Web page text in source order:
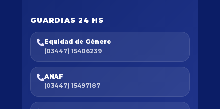
GUARDIAS 24 HS
Equidad de Género
(03447) 15406239
ANAF
(03447) 15497187